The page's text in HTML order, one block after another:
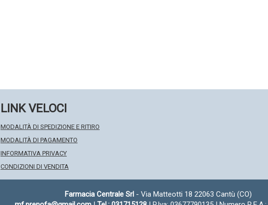
LINK VELOCI
MODALITÀ DI SPEDIZIONE E RITIRO
MODALITÀ DI PAGAMENTO
INFORMATIVA PRIVACY
CONDIZIONI DI VENDITA
Farmacia Centrale Srl- Via Matteotti 18 22063 Cantù (CO)